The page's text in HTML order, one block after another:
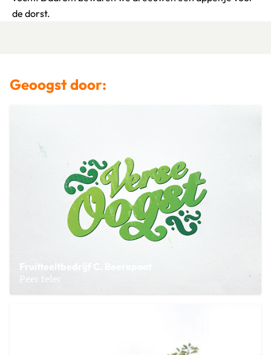
de dorst.
Geoogst door:
Fruitteeltbedrijf C. Beerepoot
Peer teler